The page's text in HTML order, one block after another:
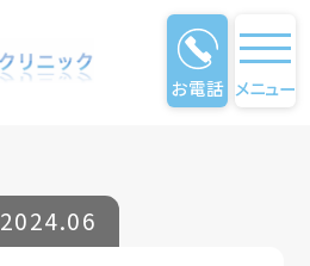
お電話 メニュー
2024.06